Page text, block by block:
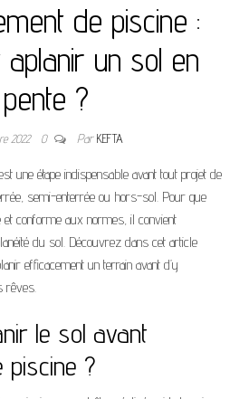
de piscine :
un sol en
pente ?
2022 0 ParKEFTA
une étape indispensable avant tout projet de
semi-enterrée ou hors-sol. Pour que
conforme aux normes, il convient
du sol. Découvrez dans cet article
efficacement un terrain avant d’y
rêves.
le sol avant
piscine ?